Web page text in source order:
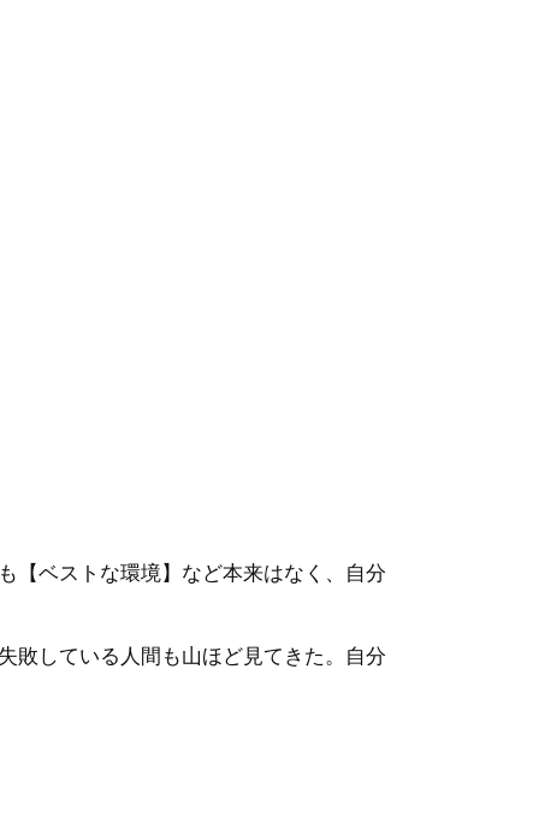
【ベストな環境】など本来はなく、自分
敗している人間も山ほど見てきた。自分